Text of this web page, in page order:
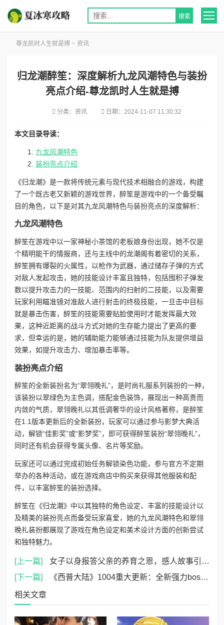
尊龙凯时人生就是搏 > 资讯
归龙潮醉笙：深度解析九龙风潮特色与装扮
亮点介绍-尊龙凯时人生就是搏
分类： 资讯 日期： 2024-11-07 11:30:32
本文目录导读：
九龙风潮特色
装扮亮点介绍
《归龙潮》是一款将传统元素与现代技术相融合的游戏，构建
了一个既古老又新颖的游戏世界，醉笙是游戏中的一个备受瞩
目的角色，以下是对其九龙风潮特色与装扮亮点的深度解析：
九龙风潮特色
醉笙在游戏中以一家神秘小茶馆的老板娘身份出现，她不仅是
个精明能干的情报商，还与主线中的龙潮阁有着密切的关系，
醉笙拥有爆裂的火属性，以枪作为武器，通过储存子弹的方式
对敌人发起攻击，她的技能设计丰富且独特，包括囤积子弹发
数以提升攻击力的一技能、范围内的扫射的二技能，以及需要
玩家利用瞄准镜对准敌人进行射击的终极技能，一旦击中目标
就是暴击伤害，醉笙的技能需要贴脸使用时才能发挥最大效
果，这种近距离的战斗方式对她的生存能力提出了更高的要
求，但幸运的是，她的辅助能力能够通过技能为队友提供增益
效果，如提升攻击力、增加暴击率等。
装扮亮点介绍
醉笙的全新装扮名为“翠翎晚礼”，是时尚礼服系列装扮的一种，
该装扮以翠绿色为主色调，搭配金色装饰，展现出一种高贵而
内敛的气质，翠翎晚礼以其低调奢华的设计风格著称，是醉笙
在1.1版本更新后的全新装扮，玩家可以通过参与影梦大典活
动，解锁“佳影奖”或“影梦奖”，即可获得醉笙装扮“翠翎晚礼”，
同时还有机会获得专属头像、名片等奖励。
玩家还可以通过完成初始任务解锁染色功能，参与官方不定期
举办的各种活动，或在游戏商店中购买来获得其他服装和配
件，以丰富醉笙的装扮选择。
醉笙在《归龙潮》中以其独特的角色设定、丰富的技能设计以
及精美的装扮亮点而备受玩家喜爱，她的九龙风潮特色和翠翎
晚礼装扮都展现了游戏在角色设定和美术设计方面的创新尝试
和独特魅力。
[上一篇]
女子以身报答父亲的养育之恩，感人故事引发社会对亲情与责任的深思与讨论
[下一篇]
《西普大陆》1004重大更新：全新强力boss震撼登场及精灵系统全面调整
相关文章